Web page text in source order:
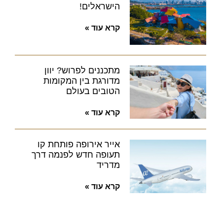
הישראלים!
קרא עוד »
מתכננים לפרוש? יוון
מדורגת בין המקומות
הטובים בעולם
קרא עוד »
אייר אירופה פותחת קו
תעופה חדש לפנמה דרך
מדריד
קרא עוד »